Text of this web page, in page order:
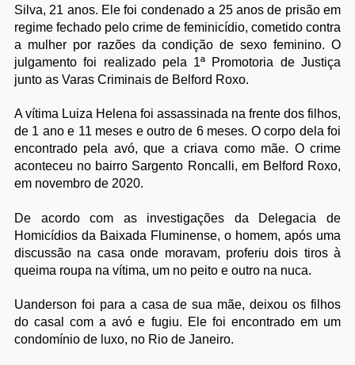
Silva, 21 anos. Ele foi condenado a 25 anos de prisão em
regime fechado pelo crime de feminicídio, cometido contra
a mulher por razões da condição de sexo feminino. O
julgamento foi realizado pela 1ª Promotoria de Justiça
junto as Varas Criminais de Belford Roxo.
A vítima Luiza Helena foi assassinada na frente dos filhos,
de 1 ano e 11 meses e outro de 6 meses. O corpo dela foi
encontrado pela avó, que a criava como mãe. O crime
aconteceu no bairro Sargento Roncalli, em Belford Roxo,
em novembro de 2020.
De acordo com as investigações da Delegacia de
Homicídios da Baixada Fluminense, o homem, após uma
discussão na casa onde moravam, proferiu dois tiros à
queima roupa na vítima, um no peito e outro na nuca.
Uanderson foi para a casa de sua mãe, deixou os filhos
do casal com a avó e fugiu. Ele foi encontrado em um
condomínio de luxo, no Rio de Janeiro.